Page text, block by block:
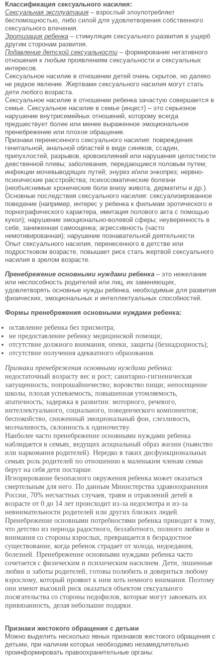
Классификация сексуального насилия:
Сексуальная эксплуатация – взрослый злоупотребляет
беспомощностью, либо силой для удовлетворения собственного
сексуального влечения.
Эротизация ребенка – стимуляция сексуального развития в ущерб
другим сторонам развития.
Подавление детской сексуальности – формирование негативного
отношения к любым проявлениям сексуальности и сексуальных
интересов.
Сексуальное насилие в отношении детей очень скрытое, но далеко
не редкое явление. Жертвами сексуального насилия могут стать
дети любого возраста.
Сексуальное насилие в отношении ребенка зачастую совершается в
семье. Сексуальное насилие в семье (инцест) – это серьезное
нарушение внутрисемейных отношений, которому всегда
предшествует более или менее выраженное эмоциональное
пренебрежение или плохое обращение.
Признаки перенесенного сексуального насилия: повреждения
генитальной, анальной областей в виде синяков, ссадин,
припухлостей, разрывов, кровоизлияний или нарушения целостности
девственной плевы; заболевания, передающиеся половым путем;
инфекции мочевыводящих путей; энурез и/или энкопрез; нервно-
психические расстройства; психосоматические болезни
(необъяснимые хронические боли внизу живота, дерматиты и др.).
Основные последствия сексуального насилия: сексуализированное
поведение (например, интерес у ребенка к фильмам эротического и
порнографического характера, имитация полового акта с помощью
кукол); нарушение эмоционально-волевой сферы; неуверенность в
себе, заниженная самооценка; агрессивность (часто
немотивированная); нарушение познавательной деятельности.
Опыт сексуального насилия, перенесенного в детстве или
подростковом возрасте, повышает риск стать жертвой сексуального
насилия в зрелом возрасте.
Пренебрежение основными нуждами ребенка – это нежелание
или неспособность родителей или лиц, их заменяющих,
удовлетворять основные нужды ребенка, необходимые для развития
физических, эмоциональных и интеллектуальных способностей.
Формы пренебрежения основными нуждами ребенка:
оставление ребенка без присмотра;
не предоставление ребенку медицинской помощи;
отсутствие должного внимания, опеки, защиты (безнадзорность);
отсутствие получения адекватного образования.
Признаки пренебрежения основными нуждами ребенка:
недостаточный возрасту вес и рост; санитарно-гигиеническая
запущенность; попрошайничество; воровство пищи; непосещение
школы, плохая успеваемость; повышенная утомляемость,
апатичность; задержка в развитии: моторного, речевого,
интеллектуального, социального, поведенческого компонентов;
беспокойство, сниженный эмоциональный фон, слезливость,
молчаливость, склонность к одиночеству.
Наиболее часто пренебрежение основными нуждами ребенка
наблюдается в семьях, ведущих асоциальный образ жизни (пьянство
или наркомания родителей). Нередко в таких дисфункциональных
семьях роль родителей по отношению к маленьким членам семьи
берут на себя дети постарше.
Игнорирование безопасного окружения ребенка может оказаться
смертельным для него. По данным Министерства здравоохранения
России, 70% несчастных случаев, травм и отравлений детей в
возрасте от 0 до 14 лет происходит из-за недосмотра и из-за
невнимательности родителей или других близких людей.
Пренебрежение основными потребностями ребенка приводит к тому,
что детство из периода радостного, беззаботного, полного любви и
внимания со стороны взрослых, превращается в безрадостное
существование, когда ребенок страдает от холода, недоедания,
болезней. Пренебрежение основными нуждами ребенка часто
сочетается с физическим и психическим насилием. Дети, лишенные
любви и заботы родителей, готовы полюбить и довериться любому
взрослому, который проявит к ним хоть немного внимания. Поэтому
они имеют высокий риск оказаться объектом сексуального
посягательства со стороны педофилов, которые могут завоевать их
привязанность, делая небольшие подарки.
Признаки жестокого обращения с детьми
Можно выделить несколько явных признаков жестокого обращения с
детьми, при наличии которых необходимо незамедлительно
проинформировать правоохранительные органы: